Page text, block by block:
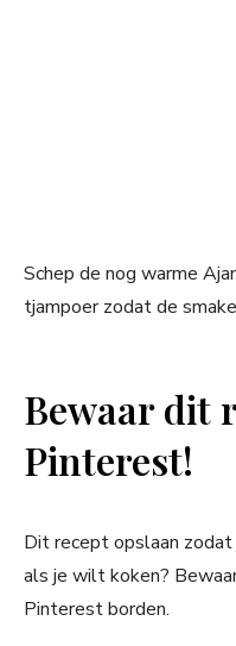
Schep de nog warme
tjampoer zodat de
Bewaar dit
Pinterest!
Dit recept opslaan
als je wilt koken?
Pinterest borden.